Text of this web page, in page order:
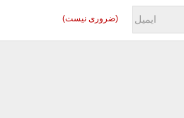
(ضروری نیست)